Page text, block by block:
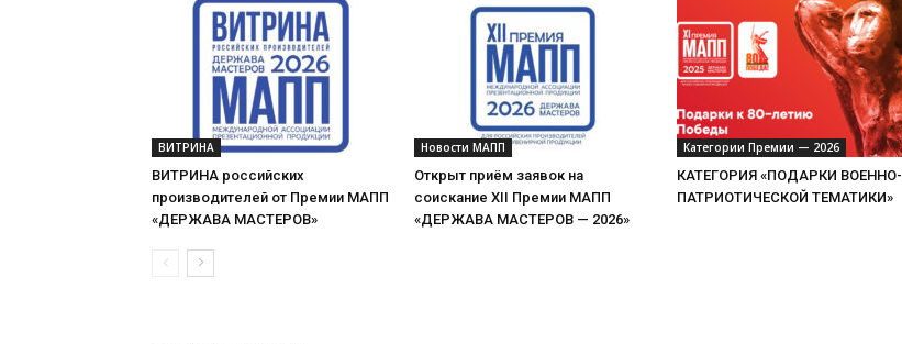
ВИТРИНА
ВИТРИНА российских
производителей от Премии МАПП
«ДЕРЖАВА МАСТЕРОВ»
Новости МАПП
Открыт приём заявок на
соискание XII Премии МАПП
«ДЕРЖАВА МАСТЕРОВ — 2026»
Категории Премии — 2026
КАТЕГОРИЯ «ПОДАРКИ ВОЕННО-
ПАТРИОТИЧЕСКОЙ ТЕМАТИКИ»